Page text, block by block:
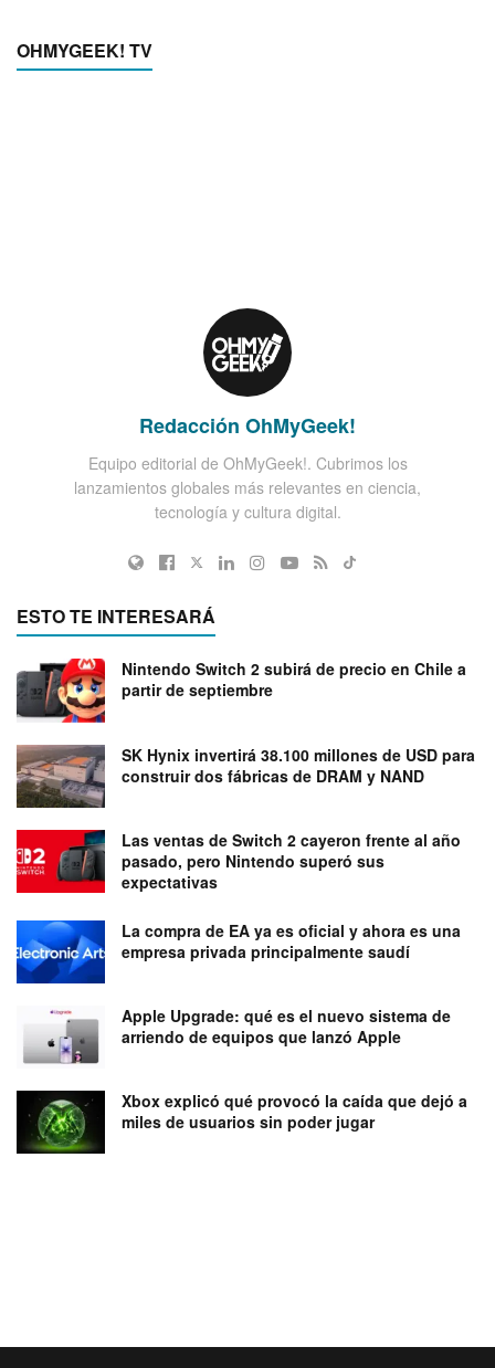
OHMYGEEK! TV
Redacción OhMyGeek!
Equipo editorial de OhMyGeek!. Cubrimos los
lanzamientos globales más relevantes en ciencia,
tecnología y cultura digital.
ESTO TE INTERESARÁ
Nintendo Switch 2 subirá de precio en Chile a
partir de septiembre
SK Hynix invertirá 38.100 millones de USD para
construir dos fábricas de DRAM y NAND
Las ventas de Switch 2 cayeron frente al año
pasado, pero Nintendo superó sus
expectativas
La compra de EA ya es oficial y ahora es una
empresa privada principalmente saudí
Apple Upgrade: qué es el nuevo sistema de
arriendo de equipos que lanzó Apple
Xbox explicó qué provocó la caída que dejó a
miles de usuarios sin poder jugar